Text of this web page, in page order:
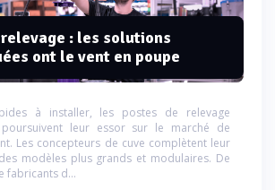
: les solutions
ont le vent en poupe
à installer, les postes de relevage
leur essor sur le marché de
Les concepteurs de cuve complètent leur
modèles plus grands et modulaires. De
fabricants d...